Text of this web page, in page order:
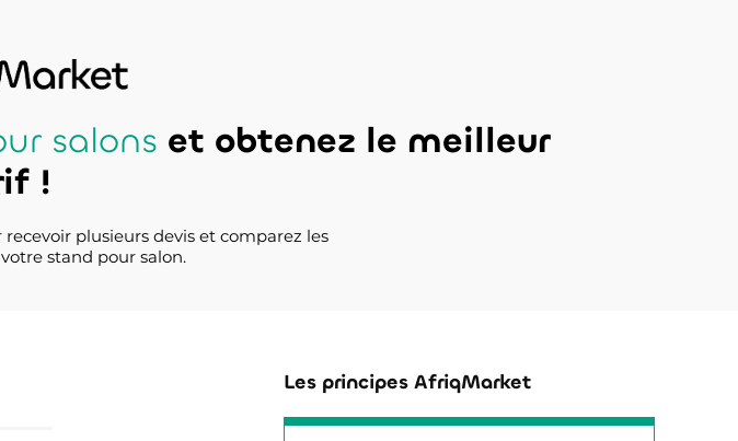
salons et obtenez le meilleur
!
plusieurs devis et comparez les
stand pour salon.
Les principes AfriqMarket